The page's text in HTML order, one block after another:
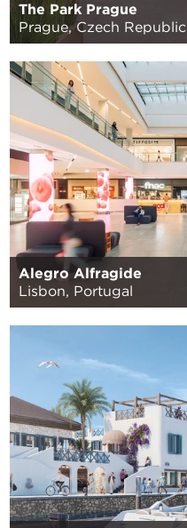
The Park Prague
Prague, Czech Republic
Alegro Alfragide
Lisbon, Portugal